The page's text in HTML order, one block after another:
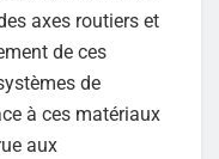
axes routiers et
de ces
de
à ces matériaux
aux